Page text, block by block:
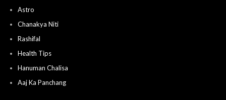
Astro
Chanakya Niti
Rashifal
Health Tips
Hanuman Chalisa
Aaj Ka Panchang